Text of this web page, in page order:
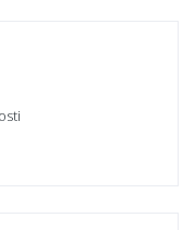
a podlahou?